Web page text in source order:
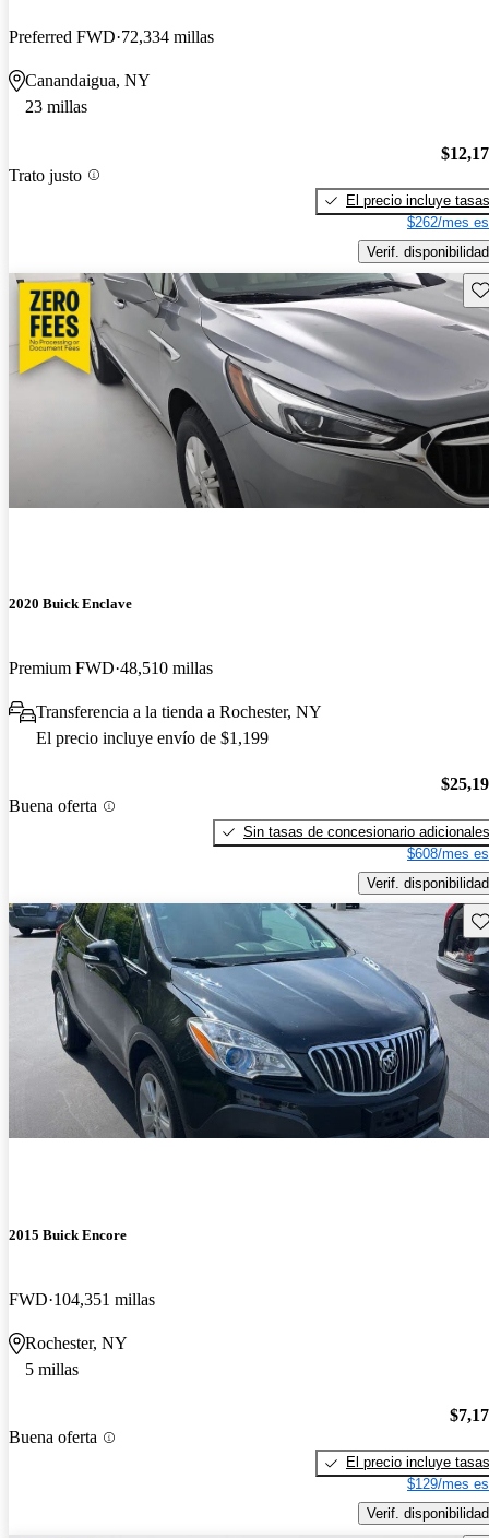
Preferred FWD 72,334 millas
Canandaigua, NY
23 millas
Trato justo
El precio incluye tasas
$262/mes
Verif. disponibilidad
2020 Buick Enclave
Premium FWD 48,510 millas
Transferencia a la tienda a Rochester, NY
El precio incluye envío de $1,199
Buena oferta
Sin tasas de concesionario adicionales
$608/mes
Verif. disponibilidad
2015 Buick Encore
FWD 104,351 millas
Rochester, NY
5 millas
Buena oferta
El precio incluye tasas
$129/mes
Verif. disponibilidad